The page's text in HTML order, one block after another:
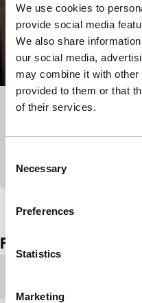
We use cookies to
provide social media
We also share
our social media,
may combine it with other
provided to them or that
of their services.
Selection
Necessary
Preferences
Statistics
Marketing
Going Back Home
eigen identiteit.
Film details